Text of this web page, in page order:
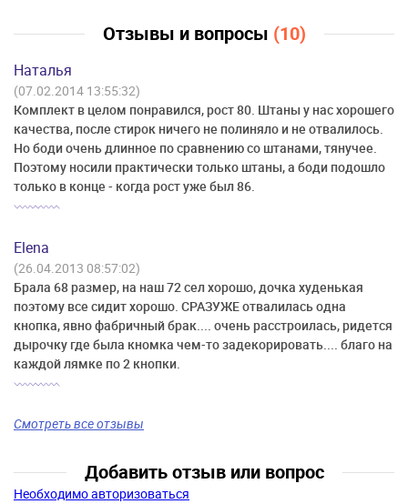
Отзывы и вопросы (10)
Наталья
(07.02.2014 13:55:32)
Комплект в целом понравился, рост 80. Штаны у нас хорошего
качества, после стирок ничего не полиняло и не отвалилось.
Но боди очень длинное по сравнению со штанами, тянучее.
Поэтому носили практически только штаны, а боди подошло
только в конце - когда рост уже был 86.
Elena
(26.04.2013 08:57:02)
Брала 68 размер, на наш 72 сел хорошо, дочка худенькая
поэтому все сидит хорошо. СРАЗУЖЕ отвалилась одна
кнопка, явно фабричный брак.... очень расстроилась, ридется
дырочку где была кномка чем-то задекорировать.... благо на
каждой лямке по 2 кнопки.
Смотреть все отзывы
Добавить отзыв или вопрос
Необходимо авторизоваться